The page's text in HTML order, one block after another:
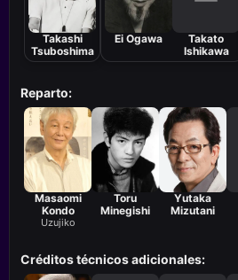
Takashi
Tsuboshima
Ei Ogawa
Takato
Ishikawa
Reparto:
Masaomi
Kondo
Uzujiko
Toru
Minegishi
Yutaka
Mizutani
Créditos técnicos adicionales: